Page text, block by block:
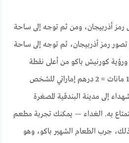
رمز أذربيجان، ومن ثم توجه إلى ساحة
تصور رمز أذربيجان، ثم توجه إلى ساحة
ورؤية كورنيش باكو من أعلى نقطة
هناك. استخدم المترو (تكلفة 1 مانات = 2 درهم إماراتي للشخص
إلى مدينة البندقية المصغرة
به. الغداء — يمكنك تجربة مطعم
جرب الطعام الشهير باكو، وهو